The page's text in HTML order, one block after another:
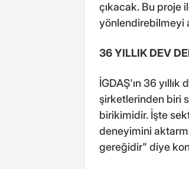
çıkacak. Bu proje
yönlendirebilmeyi
36 YILLIK DEV
İGDAŞ'ın 36
şirketlerinden biri
birikimidir. İşte
deneyimini
gereğidir" diye